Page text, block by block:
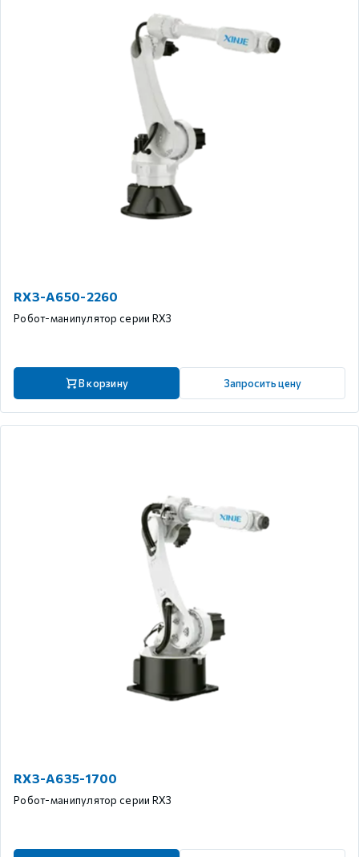
RX3-A650-2260
Робот-манипулятор серии RX3
В корзину Запросить цену
RX3-A635-1700
Робот-манипулятор серии RX3